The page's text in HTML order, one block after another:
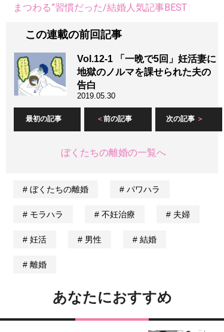
まつわる”習慣だった/結婚人気記事BEST
この連載の前回記事
Vol.12-1 「一晩で5回」妊活妻に
地獄のノルマを課せられた夫の
告白
2019.05.30
最初の記事 前の記事 次の記事
ぼくたちの離婚の一覧へ
ぼくたちの離婚 パワハラ
モラハラ 不妊治療 夫婦
妊活 男性 結婚
離婚
あなたにおすすめ